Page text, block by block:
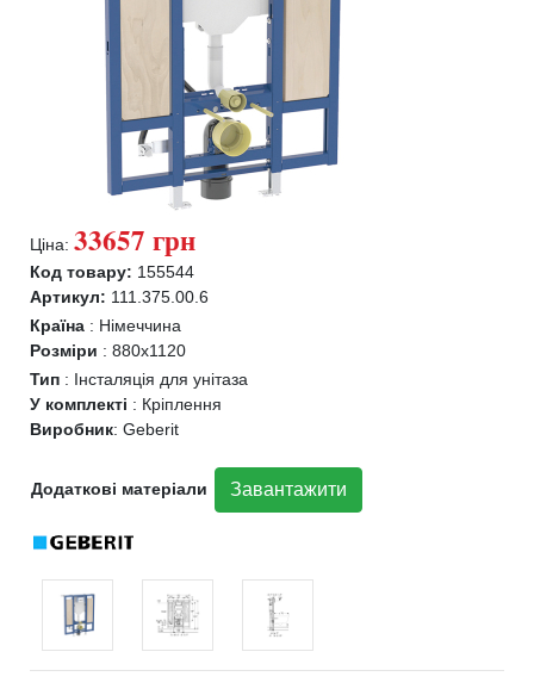
Ціна: 33657 грн
Код товару: 155544
Артикул: 111.375.00.6
Країна : Німеччина
Розміри : 880x1120
Тип : Інсталяція для унітаза
У комплекті : Кріплення
Виробник: Geberit
Додаткові матеріали Завантажити